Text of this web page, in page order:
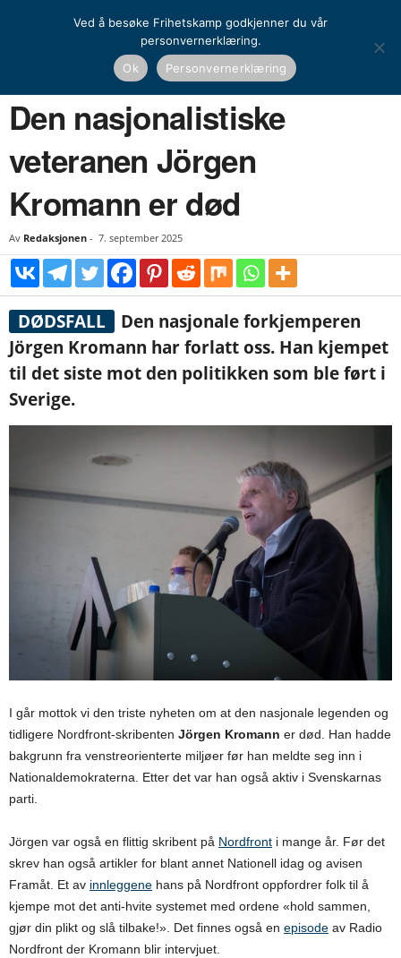
Norden Den nasjonalistiske veteranen Jörgen Kromann er død
Den nasjonalistiske
veteranen Jörgen
Kromann er død
Av Redaksjonen - 7. september 2025
DØDSFALL
Den nasjonale forkjemperen
Jörgen Kromann har forlatt oss. Han kjempet
til det siste mot den politikken som ble ført i
Sverige.
I går mottok vi den triste nyheten om at den nasjonale legenden og
tidligere Nordfront-skribenten Jörgen Kromann er død. Han hadde
bakgrunn fra venstreorienterte miljøer før han meldte seg inn i
Nationaldemokraterna. Etter det var han også aktiv i Svenskarnas
parti.
Jörgen var også en flittig skribent på Nordfront i mange år. Før det
skrev han også artikler for blant annet Nationell idag og avisen
Framåt. Et av innleggene hans på Nordfront oppfordrer folk til å
kjempe mot det anti-hvite systemet med ordene «hold sammen,
gjør din plikt og slå tilbake!». Det finnes også en episode av Radio
Nordfront der Kromann blir intervjuet.
Ved å besøke Frihetskamp godkjenner du vår
personvernerklæring.
Ok
Personvernerklæring